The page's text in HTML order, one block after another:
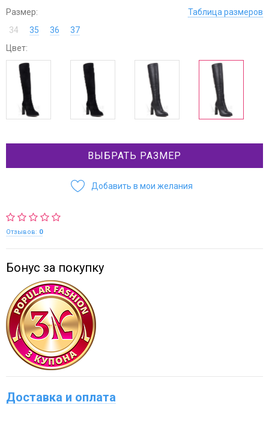
Размер:
Таблица размеров
34
35 36
37
Цвет:
ВЫБРАТЬ РАЗМЕР
Добавить в мои желания
Отзывов: 0
Бонус за покупку
Доставка и оплата